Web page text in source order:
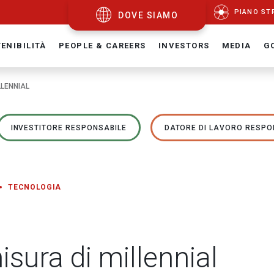
DOVE SIAMO PIANO
PEOPLE & CAREERS INVESTORS MEDIA
INVESTITORE RESPONSABILE DATORE DI LAVORO
TECNOLOGIA
di millennial